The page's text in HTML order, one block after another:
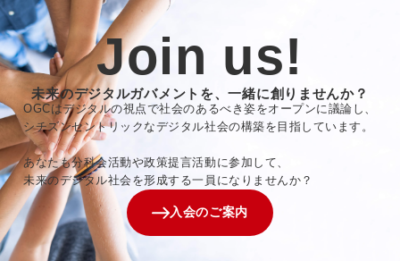
Join us!
未来のデジタルガバメントを、一緒に創りませんか？
OGCはデジタルの視点で社会のあるべき姿をオープンに議論し、
シチズンセントリックなデジタル社会の構築を目指しています。
あなたも分科会活動や政策提言活動に参加して、
未来のデジタル社会を形成する一員になりませんか？
入会のご案内